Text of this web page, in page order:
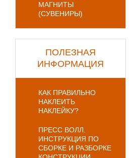
МАГНИТЫ
(СУВЕНИРЫ)
ПОЛЕЗНАЯ
ИНФОРМАЦИЯ
КАК ПРАВИЛЬНО
НАКЛЕИТЬ
НАКЛЕЙКУ?
ПРЕСС ВОЛЛ.
ИНСТРУКЦИЯ ПО
СБОРКЕ И РАЗБОРКЕ